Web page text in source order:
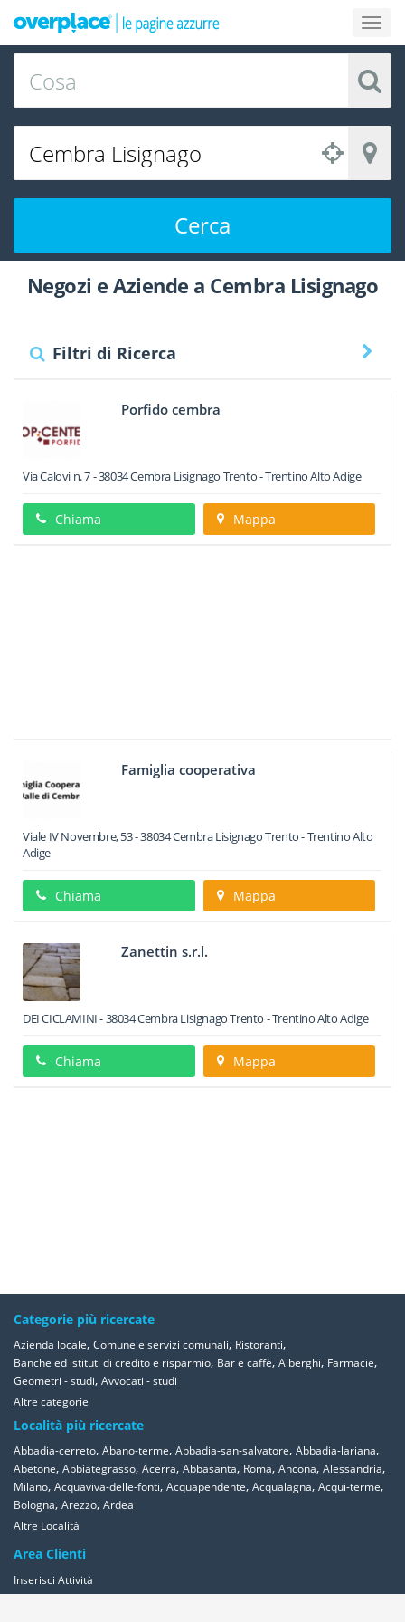
Cerca
Negozi e Aziende a Cembra Lisignago
Filtri di Ricerca
Porfido cembra
Via Calovi n. 7-38034Cembra Lisignago Trento -Trentino Alto Adige
Chiama Mappa
Famiglia cooperativa
Viale IV Novembre, 53-38034Cembra LisignagoTrento -Trentino Alto
Adige
Chiama Mappa
Zanettin s.r.l.
DEI CICLAMINI-38034Cembra LisignagoTrento -Trentino Alto Adige
Chiama Mappa
Categorie più ricercate
Azienda locale, Comune e servizi comunali, Ristoranti,
Banche ed istituti di credito e risparmio, Bar e caffè, Alberghi, Farmacie,
Geometri - studi, Avvocati - studi
Altre categorie
Località più ricercate
Abbadia-cerreto, Abano-terme, Abbadia-san-salvatore, Abbadia-lariana,
Abetone, Abbiategrasso, Acerra, Abbasanta, Roma, Ancona, Alessandria,
Milano, Acquaviva-delle-fonti, Acquapendente, Acqualagna, Acqui-terme,
Bologna, Arezzo, Ardea
Altre Località
Area Clienti
Inserisci Attività